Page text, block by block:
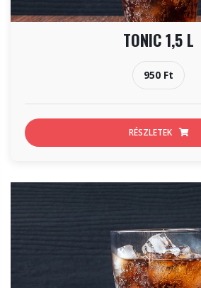
TONIC 1,5 L
950 Ft
RÉSZLETEK